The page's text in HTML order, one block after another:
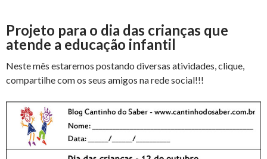
Projeto para o dia das crianças que
atende a educação infantil
Neste mês estaremos postando diversas atividades, clique,
compartilhe com os seus amigos na rede social!!!